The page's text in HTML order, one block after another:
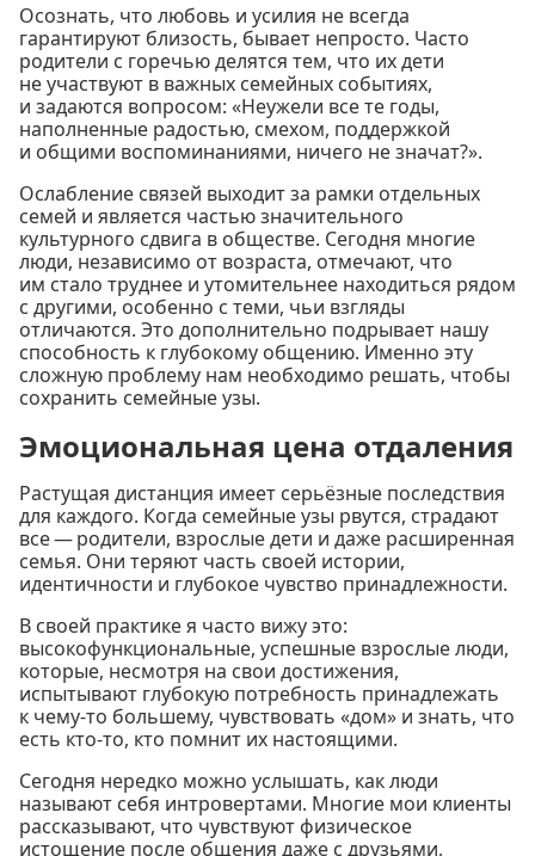
Осознать, что любовь и усилия не всегда
гарантируют близость, бывает непросто. Часто
родители с горечью делятся тем, что их дети
не участвуют в важных семейных событиях,
и задаются вопросом: «Неужели все те годы,
наполненные радостью, смехом, поддержкой
и общими воспоминаниями, ничего не значат?».
Ослабление связей выходит за рамки отдельных
семей и является частью значительного
культурного сдвига в обществе. Сегодня многие
люди, независимо от возраста, отмечают, что
им стало труднее и утомительнее находиться рядом
с другими, особенно с теми, чьи взгляды
отличаются. Это дополнительно подрывает нашу
способность к глубокому общению. Именно эту
сложную проблему нам необходимо решать, чтобы
сохранить семейные узы.
Эмоциональная цена отдаления
Растущая дистанция имеет серьёзные последствия
для каждого. Когда семейные узы рвутся, страдают
все — родители, взрослые дети и даже расширенная
семья. Они теряют часть своей истории,
идентичности и глубокое чувство принадлежности.
В своей практике я часто вижу это:
высокофункциональные, успешные взрослые люди,
которые, несмотря на свои достижения,
испытывают глубокую потребность принадлежать
к чему-то большему, чувствовать «дом» и знать, что
есть кто-то, кто помнит их настоящими.
Сегодня нередко можно услышать, как люди
называют себя интровертами. Многие мои клиенты
рассказывают, что чувствуют физическое
истощение после общения даже с друзьями,